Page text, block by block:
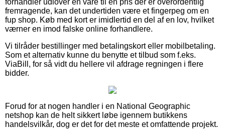
fremragende, kan det undertiden være et fingerpeg om en
fup shop. Køb med kort er imidlertid en del af en lov, hvilket
værner en imod falske online forhandlere.
Vi tilråder bestillinger med betalingskort eller mobilbetaling.
Som et alternativ kunne du benytte et tilbud som f.eks.
ViaBill, for så vidt du hellere vil afdrage regningen i flere
bidder.
Forud for at nogen handler i en National Geographic
netshop kan de helt sikkert løbe igennem butikkens
handelsvilkår, dog er det for det meste et omfattende projekt.